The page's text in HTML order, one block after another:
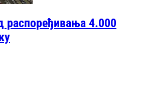
распоређивања 4.000